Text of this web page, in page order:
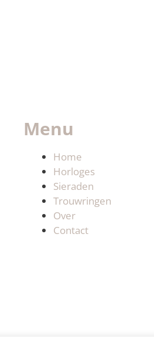
Menu
Home
Horloges
Sieraden
Trouwringen
Over
Contact